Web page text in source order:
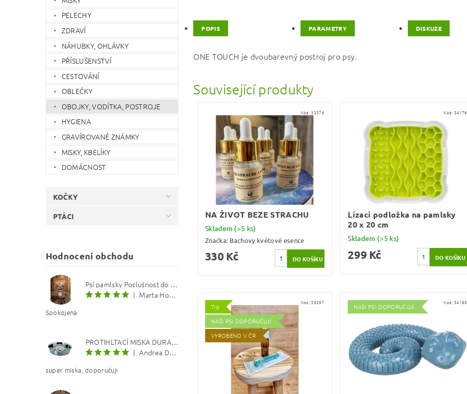
PELECHY
ZDRAVÍ
NÁHUBKY, OHLÁVKY
PŘÍSLUŠENSTVÍ
CESTOVÁNÍ
OBLEČKY
OBOJKY, VODÍTKA, POSTROJE
HYGIENA
GRAVÍROVANÉ ZNÁMKY
MISKY, KBELÍKY
DOMÁCNOST
KOČKY
PTÁCI
Hodnocení obchodu
Psí pamlsky Poslušnost do kapsy: Treska s červenou řepou 12 mm
|
Marta Hourová
Spokojena
PROTIHLTACÍ MISKA DURAPET
|
Andrea Dosoudilová
super miska, doporučuji
POPIS PARAMETRY DISKUZE
ONE TOUCH je dvoubarevný postroj pro psy.
Související produkty
Kód:32376
NA ŽIVOT BEZE STRACHU
Skladem (>5 ks)
Značka: Bachovy květové esence
330 Kč
Kód: 34176
Lízací podložka na pamlsky
20 x 20 cm
Skladem (>5 ks)
299 Kč
Tip
NAŠI PSI DOPORUČUJÍ
VYROBENO V ČR
Kód:36297
NAŠI PSI DOPORUČUJÍ
Kód: 34185